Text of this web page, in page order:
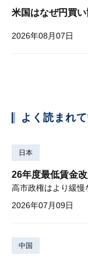
米国はなぜ円買
2026年08月07日
よく読まれ
日本
26年度最低賃金
2026年07月09日
中国